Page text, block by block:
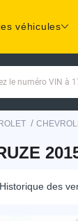
véhicules
le numéro VIN à
/
Historique des